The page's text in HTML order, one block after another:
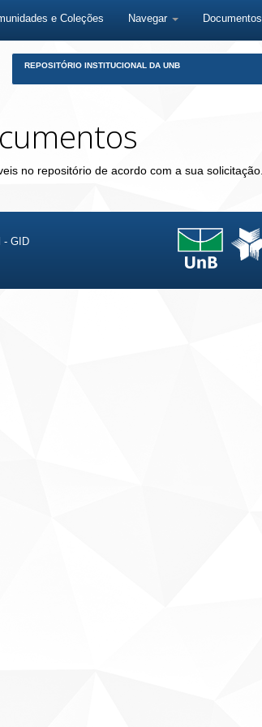
e Coleções Navegar Documentos
REPOSITÓRIO INSTITUCIONAL DA UNB
no repositório de acordo com a sua solicitação.
- GID